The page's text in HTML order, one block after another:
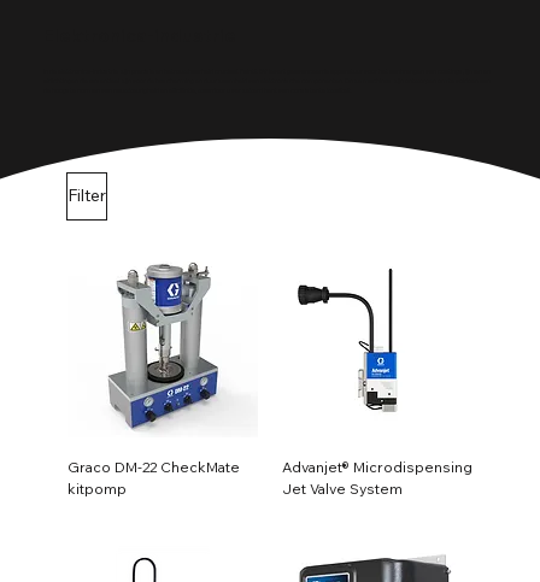
Filter
Graco DM-22 CheckMate
kitpomp
Advanjet® Microdispensing
Jet Valve System